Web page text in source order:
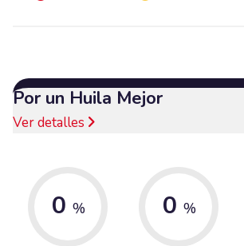
Por un Huila Mejor
Ver detalles
0 % 0 %